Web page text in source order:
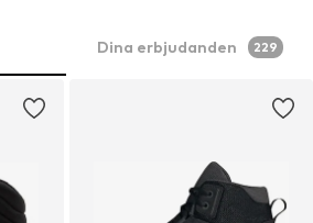
Dina erbjudanden 229